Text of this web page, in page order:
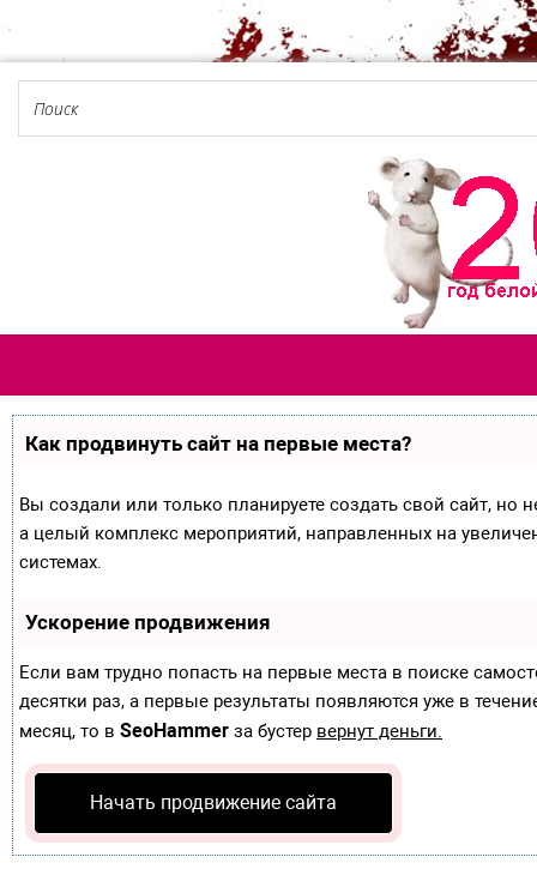
Как продвинуть сайт на первые места?
Вы создали или только планируете создать свой сайт, но
а целый комплекс мероприятий, направленных на
системах.
Ускорение продвижения
Если вам трудно попасть на первые места в поиске
десятки раз, а первые результаты появляются уже в
месяц, то в SeoHammer за бустер вернут деньги.
Начать продвижение сайта